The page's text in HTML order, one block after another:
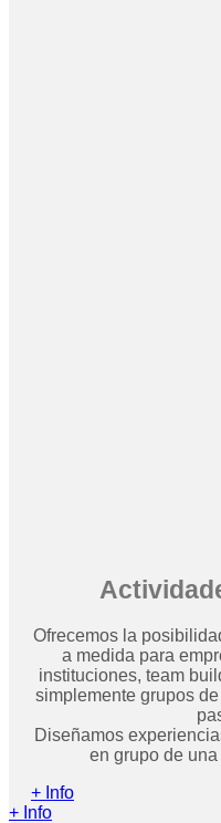
Ofrecemos la
a medida para
instituciones, team
simplemente grupos
Diseñamos
en grupo de
+ Info
+ Info